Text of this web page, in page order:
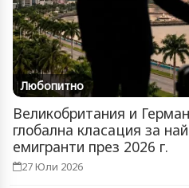
Любопитно
Великобритания и
глобална класация за
емигранти през 2026 г.
27 Юли 2026